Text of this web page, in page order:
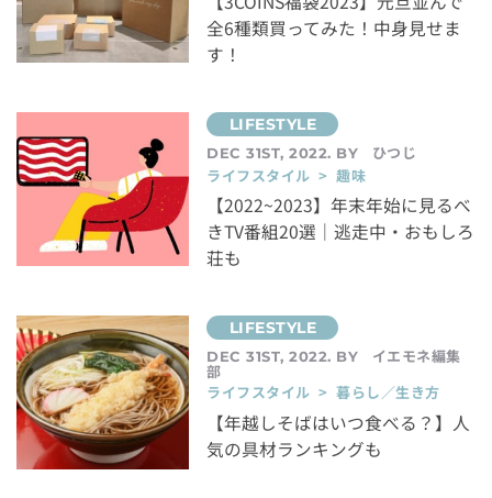
全6種類買ってみた！中身見せま
す！
DEC 31ST, 2022. BY
ひつじ
ライフスタイル > 趣味
【2022~2023】年末年始に見るべ
きTV番組20選｜逃走中・おもしろ
荘も
DEC 31ST, 2022. BY イエモネ編集
部
ライフスタイル > 暮らし／生き方
【年越しそばはいつ食べる？】人
気の具材ランキングも